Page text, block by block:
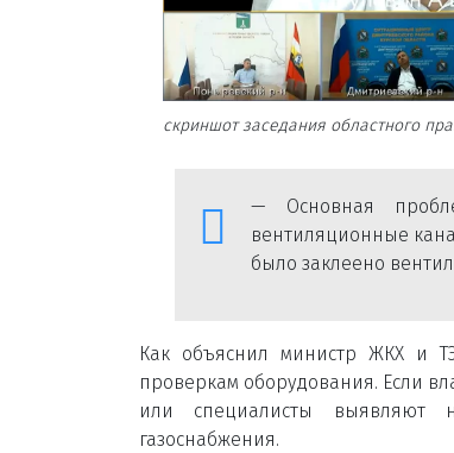
скриншот заседания областного
— Основная
вентиляционные
было заклеено
Как объяснил министр ЖКХ и
проверкам оборудования. Если
или специалисты выявляют
газоснабжения.